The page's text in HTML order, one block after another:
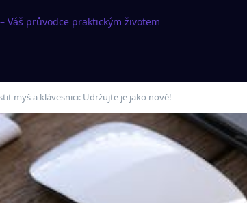
Váš průvodce praktickým životem
myš a klávesnici: Udržujte je jako nové!